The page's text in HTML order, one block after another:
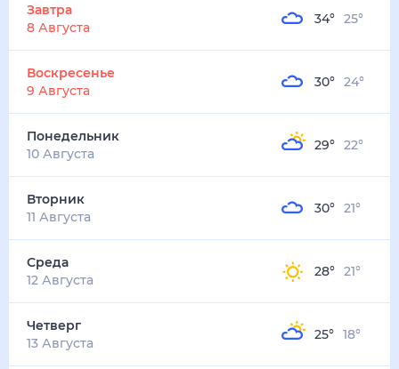
Завтра
8 Августа
34° 25°
Воскресенье
9 Августа
30° 24°
Понедельник
10 Августа
29° 22°
Вторник
11 Августа
30° 21°
Среда
12 Августа
28° 21°
Четверг
13 Августа
25° 18°